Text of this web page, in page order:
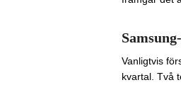
Vanligtvis
kvartal. Två